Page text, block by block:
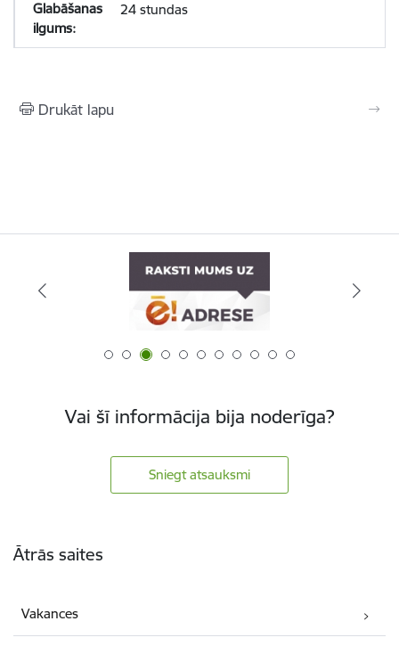
24 stundas
Drukāt lapu
Vai šī informācija bija noderīga?
Sniegt atsauksmi
Ātrās saites
Vakances